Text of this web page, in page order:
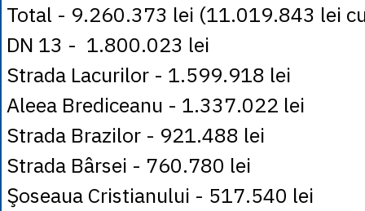
Total - 9.260.373 lei (11.019.843 lei
DN 13 - 1.800.023 lei
Strada Lacurilor - 1.599.918 lei
Aleea Brediceanu - 1.337.022 lei
Strada Brazilor - 921.488 lei
Strada Bârsei - 760.780 lei
Şoseaua Cristianului - 517.540 lei